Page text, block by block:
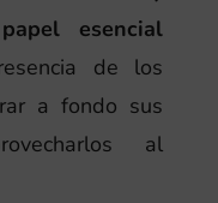
esencial
de los
a fondo sus
al